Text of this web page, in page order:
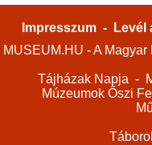
Impresszum -
Levél
MUSEUM.HU - A
Tájházak Napja -
Múzeumok Őszi